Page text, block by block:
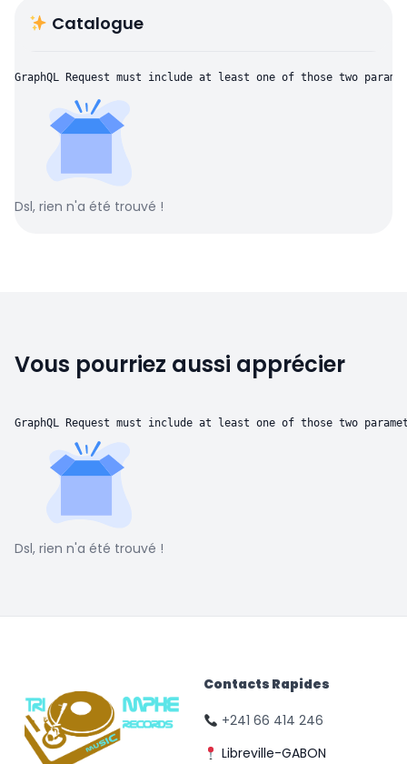
Catalogue
GraphQL Request must include at least one of those two
Dsl, rien n'a été trouvé !
Vous pourriez aussi apprécier
GraphQL Request must include at least one of those two
Dsl, rien n'a été trouvé !
Contacts Rapides
+241 66 414 246
Libreville-GABON